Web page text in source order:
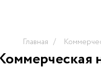
Главная
Коммерческая